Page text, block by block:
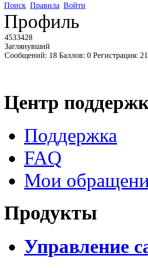
Поиск Правила Войти
Профиль
4533428
Заглянувший
Сообщений: 18 Баллов: 0 Регистрация:
Центр
Поддержка
FAQ
Мои
Продукты
Управление